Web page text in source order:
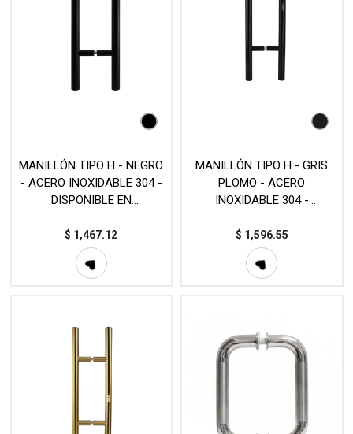
MANILLÓN TIPO H - NEGRO
- ACERO INOXIDABLE 304 -
DISPONIBLE EN
MOD. L20 (SET)
$ 1,467.12
MANILLÓN TIPO H - GRIS
PLOMO - ACERO
INOXIDABLE 304 -
DIFERENTES MEDIDAS -
MOD. L20 (SET)
$ 1,596.55